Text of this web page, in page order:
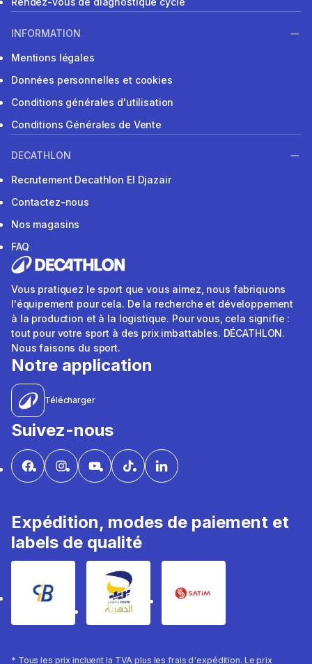
INFORMATION
Mentions légales
Données personnelles et cookies
Conditions générales d'utilisation
Conditions Générales de Vente
DECATHLON
Recrutement Decathlon El Djazair
Contactez-nous
Nos magasins
FAQ
Vous pratiquez le sport que vous aimez, nous fabriquons
l'équipement pour cela. De la recherche et développement
à la production et à la logistique. Pour vous, cela signifie :
tout pour votre sport à des prix imbattables. DÉCATHLON.
Nous faisons du sport.
Notre application
Télécharger
Suivez-nous
Expédition, modes de paiement et
labels de qualité
* Tous les prix incluent la TVA plus les frais d'expédition. Le prix